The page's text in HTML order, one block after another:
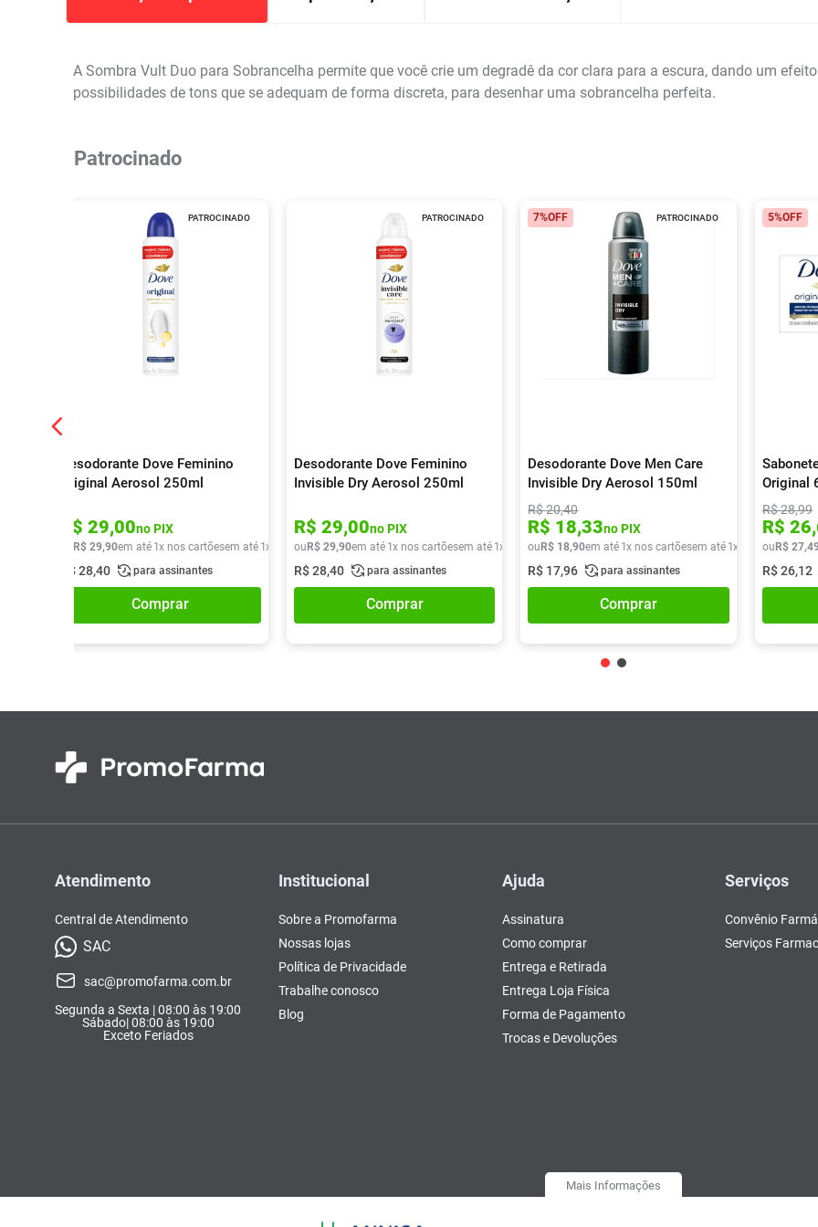
A Sombra Vult Duo para Sobrancelha permite que você crie um degradê da cor clara para a escura, dando um
possibilidades de tons que se adequam de forma discreta, para desenhar uma sobrancelha perfeita.
Patrocinado
PATROCINADO
Desodorante Dove Feminino
Original Aerosol 250ml
R$ 29,00no PIX
R$ 29,90em até 1x nos cartõesem até 1x de R$ 29,90
R$ 28,40 para assinantes
Comprar
PATROCINADO
Desodorante Dove Feminino
Invisible Dry Aerosol 250ml
R$ 29,00no PIX
ou R$ 29,90em até 1x nos cartõesem até 1x de R$ 29,90
R$28,40 para assinantes
Comprar
PATROCINADO
7%OFF
Desodorante Dove Men Care
Invisible Dry Aerosol 150ml
R$20,40
R$ 18,33no PIX
ou R$ 18,90em até 1x nos cartõesem até 1x de R$ 18,90
R$ 17,96 para assinantes
Comprar
5%OFF
Original
R$28,99
R$ 26,
ou R$ 27,
R$26,12
Atendimento
Central de Atendimento
SAC
sac@promofarma.com.br
Segunda a Sexta | 08:00 às 19:00
Sábado| 08:00 às 19:00
Exceto Feriados
Institucional
Sobre a Promofarma
Nossas lojas
Política de Privacidade
Trabalhe conosco
Blog
Ajuda
Assinatura
Como comprar
Entrega e Retirada
Entrega Loja Física
Forma de Pagamento
Trocas e Devoluções
Serviços
Convênio
Serviços
Mais Informações